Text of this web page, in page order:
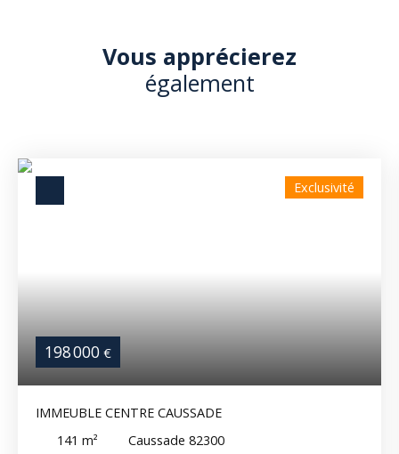
Vous apprécierez
également
198 000 €
Exclusivité
IMMEUBLE CENTRE CAUSSADE
141 m²
Caussade 82300